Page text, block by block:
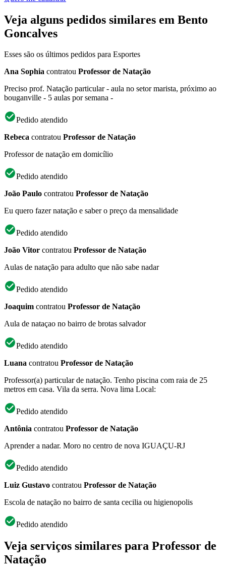
Veja alguns pedidos similares em Bento
Goncalves
Esses são os últimos pedidos para Esportes
Ana Sophia contratou Professor de Natação
Preciso prof. Natação particular - aula no setor marista, próximo ao
bouganville - 5 aulas por semana -
Pedido atendido
Rebeca contratou Professor de Natação
Professor de natação em domicílio
Pedido atendido
João Paulo contratou Professor de Natação
Eu quero fazer natação e saber o preço da mensalidade
Pedido atendido
João Vitor contratou Professor de Natação
Aulas de natação para adulto que não sabe nadar
Pedido atendido
Joaquim contratou Professor de Natação
Aula de nataçao no bairro de brotas salvador
Pedido atendido
Luana contratou Professor de Natação
Professor(a) particular de natação. Tenho piscina com raia de 25
metros em casa. Vila da serra. Nova lima Local:
Pedido atendido
Antônia contratou Professor de Natação
Aprender a nadar. Moro no centro de nova IGUAÇU-RJ
Pedido atendido
Luiz Gustavo contratou Professor de Natação
Escola de natação no bairro de santa cecilia ou higienopolis
Pedido atendido
Veja serviços similares para Professor de
Natação